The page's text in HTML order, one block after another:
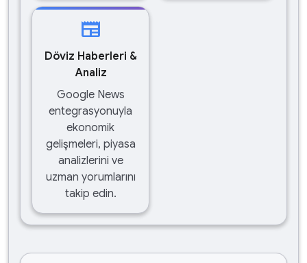
newspaper
Döviz Haberleri &
Analiz
Google News
entegrasyonuyla
ekonomik
gelişmeleri, piyasa
analizlerini ve
uzman yorumlarını
takip edin.